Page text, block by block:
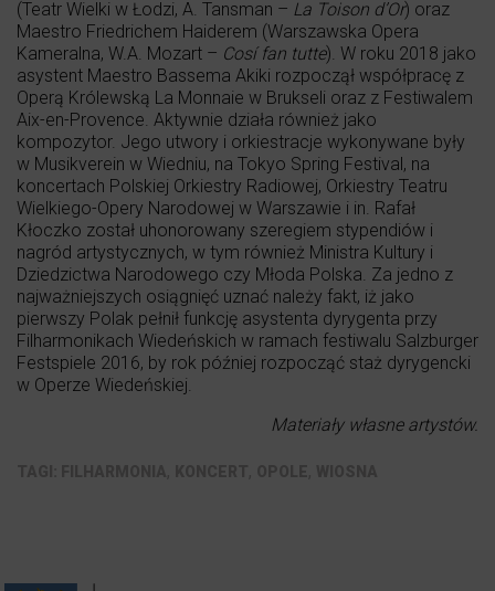
(Teatr Wielki w Łodzi, A. Tansman – La Toison d’Or) oraz
Maestro Friedrichem Haiderem (Warszawska Opera
Kameralna, W.A. Mozart – Cosí fan tutte). W roku 2018 jako
asystent Maestro Bassema Akiki rozpoczął współpracę z
Operą Królewską La Monnaie w Brukseli oraz z Festiwalem
Aix-en-Provence. Aktywnie działa również jako
kompozytor. Jego utwory i orkiestracje wykonywane były
w Musikverein w Wiedniu, na Tokyo Spring Festival, na
koncertach Polskiej Orkiestry Radiowej, Orkiestry Teatru
Wielkiego-Opery Narodowej w Warszawie i in. Rafał
Kłoczko został uhonorowany szeregiem stypendiów i
nagród artystycznych, w tym również Ministra Kultury i
Dziedzictwa Narodowego czy Młoda Polska. Za jedno z
najważniejszych osiągnięć uznać należy fakt, iż jako
pierwszy Polak pełnił funkcję asystenta dyrygenta przy
Filharmonikach Wiedeńskich w ramach festiwalu Salzburger
Festspiele 2016, by rok później rozpocząć staż dyrygencki
w Operze Wiedeńskiej.
Materiały własne artystów.